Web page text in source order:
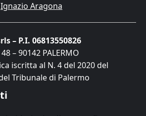
Ignazio Aragona
– P.I. 06813550826
– 90142 PALERMO
iscritta al N. 4 del 2020 del
Tribunale di Palermo